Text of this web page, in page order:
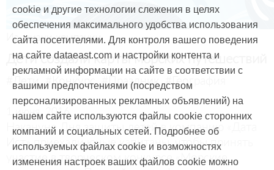
Из жизни компании
Дети создали карты морских путешествий
#Дети #Конкурс #Праздник #География
1 июня, 2016
Накануне Дня защиты детей в компанию «Дата
Ист» приехали юные капитаны, чтобы принять
участие в творческом конкурсе «Морские
cookie и другие технологии слежения в целях
обеспечения максимального удобства использования
сайта посетителями. Для контроля вашего поведения
на сайте dataeast.com и настройки контента и
рекламной информации на сайте в соответствии с
вашими предпочтениями (посредством
персонализированных рекламных объявлений) на
нашем сайте используются файлы cookie сторонних
компаний и социальных сетей. Подробнее об
используемых файлах cookie и возможностях
изменения настроек ваших файлов cookie можно